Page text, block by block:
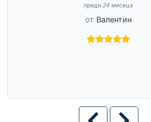
преди 24 месеца
от Валентин